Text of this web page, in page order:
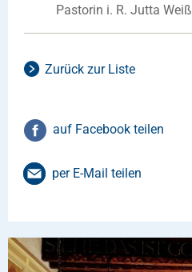
Pastorin i. R. Jutta Weiß
Zurück zur Liste
auf Facebook teilen
per E-Mail teilen